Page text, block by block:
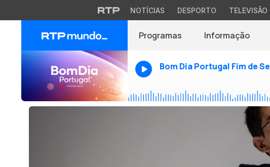
NOTÍCIAS DESPORTO TELEVISÃO
Programas Informação
Bom Dia Portugal Fim de